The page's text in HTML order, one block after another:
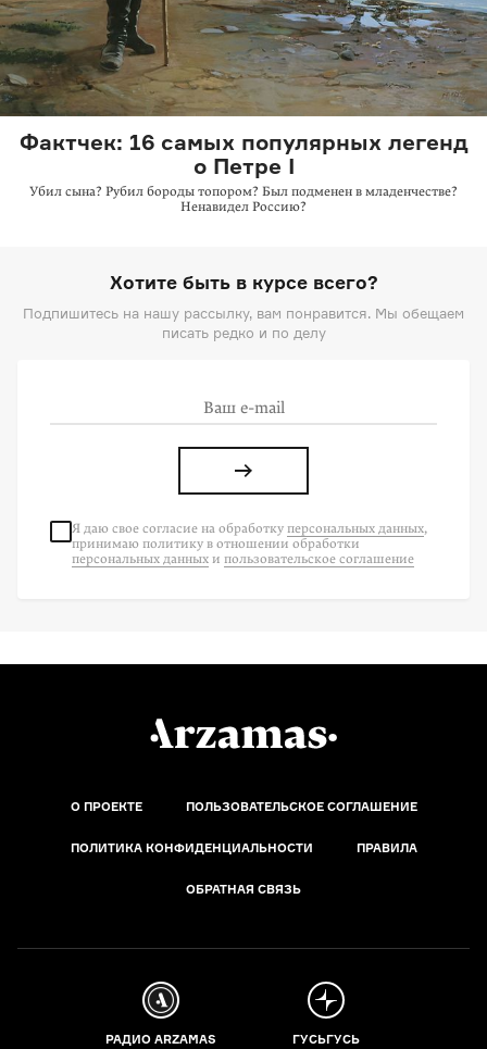
Фактчек: 16 самых популярных легенд
о Петре I
Убил сына? Рубил бороды топором? Был подменен в младенчестве?
Ненавидел Россию?
Хотите быть в курсе всего?
Подпишитесь на нашу рассылку, вам понравится. Мы обещаем
писать редко и по делу
Я даю свое согласие на обработку персональных данных,
принимаю политику в отношении обработки
персональных данных и пользовательское соглашение
О ПРОЕКТЕ ПОЛЬЗОВАТЕЛЬСКОЕ СОГЛАШЕНИЕ
ПОЛИТИКА КОНФИДЕНЦИАЛЬНОСТИ ПРАВИЛА
ОБРАТНАЯ СВЯЗЬ
РАДИО ARZAMAS ГУСЬГУСЬ